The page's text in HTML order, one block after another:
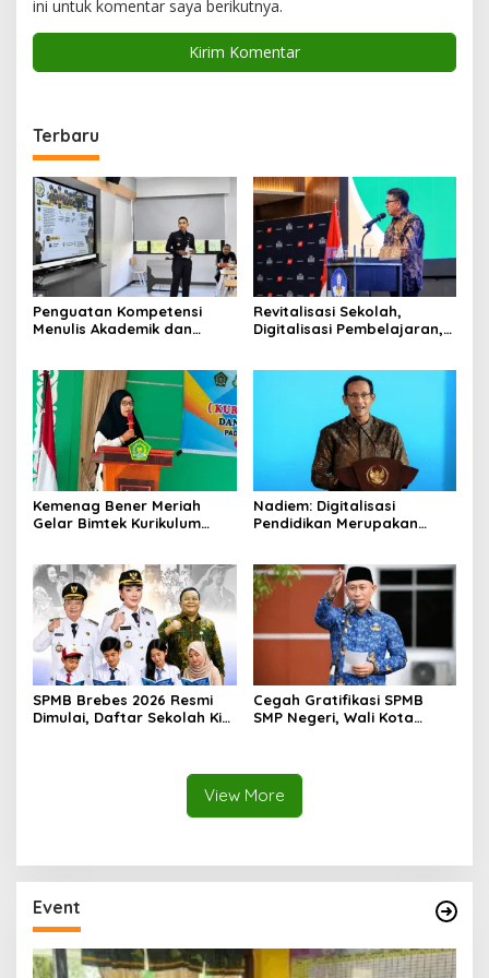
ini untuk komentar saya berikutnya.
Terbaru
Penguatan Kompetensi
Menulis Akademik dan
Pemimpin Polri Masa Depan
Revitalisasi Sekolah,
Digitalisasi Pembelajaran,
Kemenag Bener Meriah
Gelar Bimtek Kurikulum
bagi Guru RA
Nadiem: Digitalisasi
Pendidikan Merupakan
SPMB Brebes 2026 Resmi
Dimulai, Daftar Sekolah Kini
Cegah Gratifikasi SPMB
SMP Negeri, Wali Kota
View More
Event